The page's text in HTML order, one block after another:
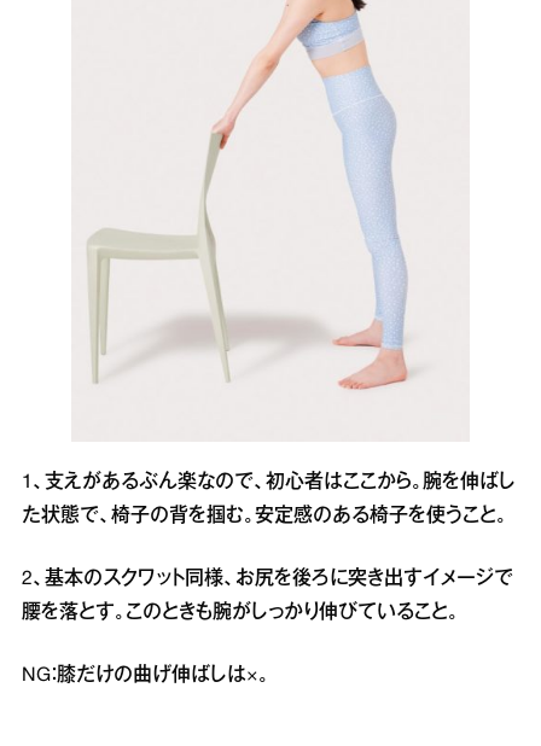
1、支えがあるぶん楽なので、初心者はここから。腕を伸ばし
た状態で、椅子の背を掴む。安定感のある椅子を使うこと。
2、基本のスクワット同様、お尻を後ろに突き出すイメージで
腰を落とす。このときも腕がしっかり伸びていること。
NG：膝だけの曲げ伸ばしは×。